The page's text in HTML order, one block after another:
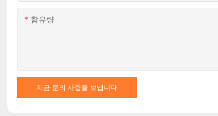
함유량
지금 문의 사항을 보냅니다